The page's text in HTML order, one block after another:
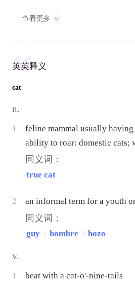
查看更多
英英释义
cat
n.
1
feline mammal usually
ability to roar: domestic cats;
同义词：
true cat
2 an informal term for a youth
同义词：
guy / hombre / bozo
v.
1 beat with a cat-o'-nine-tails